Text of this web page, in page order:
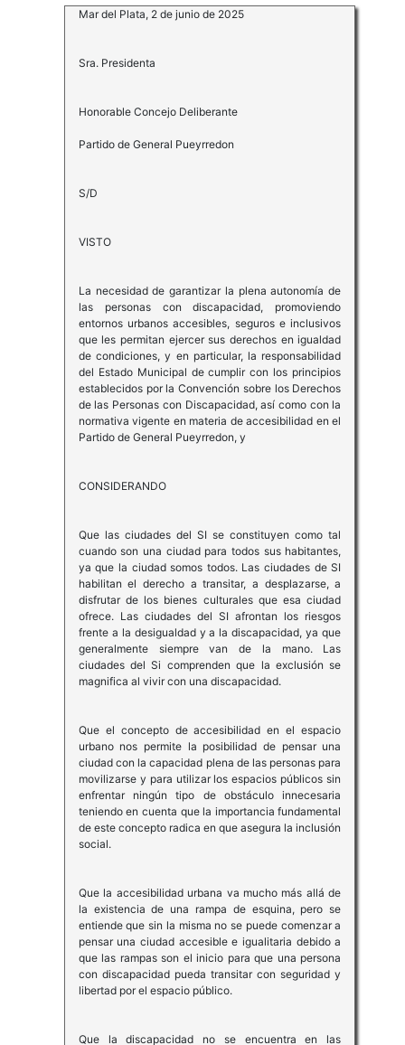
Mar del Plata, 2 de junio de 2025
Sra. Presidenta
Honorable Concejo Deliberante
Partido de General Pueyrredon
S/D
VISTO
La necesidad de garantizar la plena autonomía de
las personas con discapacidad, promoviendo
entornos urbanos accesibles, seguros e inclusivos
que les permitan ejercer sus derechos en igualdad
de condiciones, y en particular, la responsabilidad
del Estado Municipal de cumplir con los principios
establecidos por la Convención sobre los Derechos
de las Personas con Discapacidad, así como con la
normativa vigente en materia de accesibilidad en el
Partido de General Pueyrredon, y
CONSIDERANDO
Que las ciudades del SI se constituyen como tal
cuando son una ciudad para todos sus habitantes,
ya que la ciudad somos todos. Las ciudades de SI
habilitan el derecho a transitar, a desplazarse, a
disfrutar de los bienes culturales que esa ciudad
ofrece. Las ciudades del SI afrontan los riesgos
frente a la desigualdad y a la discapacidad, ya que
generalmente siempre van de la mano. Las
ciudades del Si comprenden que la exclusión se
magnifica al vivir con una discapacidad.
Que el concepto de accesibilidad en el espacio
urbano nos permite la posibilidad de pensar una
ciudad con la capacidad plena de las personas para
movilizarse y para utilizar los espacios públicos sin
enfrentar ningún tipo de obstáculo innecesaria
teniendo en cuenta que la importancia fundamental
de este concepto radica en que asegura la inclusión
social.
Que la accesibilidad urbana va mucho más allá de
la existencia de una rampa de esquina, pero se
entiende que sin la misma no se puede comenzar a
pensar una ciudad accesible e igualitaria debido a
que las rampas son el inicio para que una persona
con discapacidad pueda transitar con seguridad y
libertad por el espacio público.
Que la discapacidad no se encuentra en las